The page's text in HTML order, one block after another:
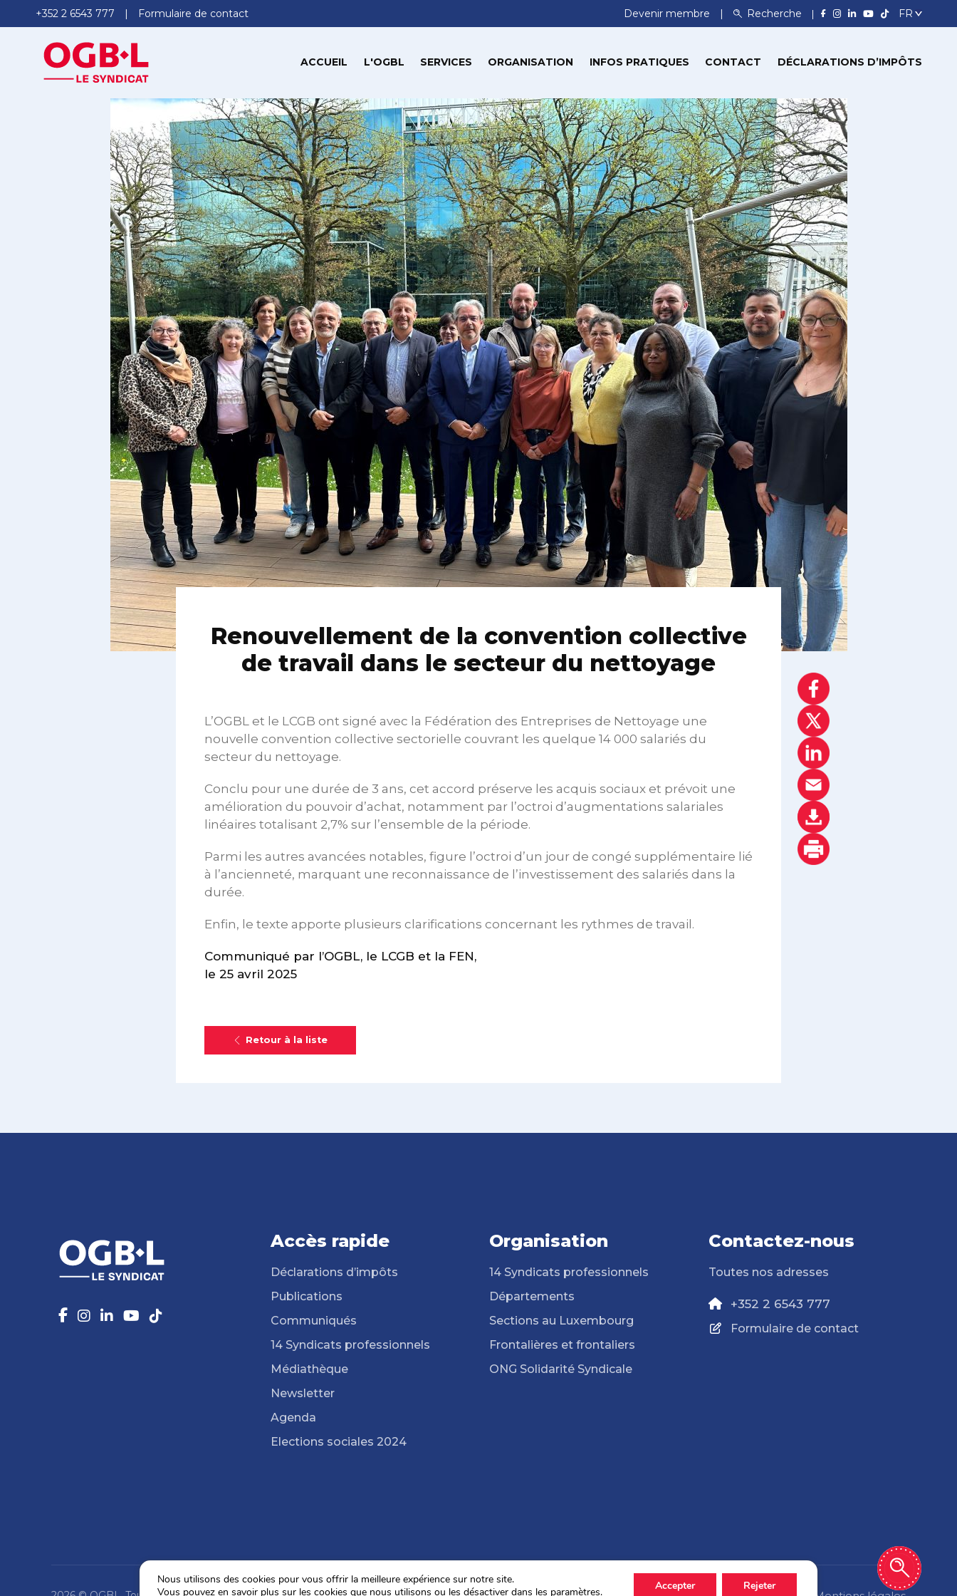
+352 2 6543 777 Formulaire de contact Devenir membre Recherche
ACCUEIL L'OGBL SERVICES ORGANISATION INFOS PRATIQUES CONTACT DÉCLARATIONS D’IMPÔTS
Renouvellement de la convention collective
de travail dans le secteur du nettoyage
L’OGBL et le LCGB ont signé avec la Fédération des Entreprises de Nettoyage une
nouvelle convention collective sectorielle couvrant les quelque 14 000 salariés du
secteur du nettoyage.
Conclu pour une durée de 3 ans, cet accord préserve les acquis sociaux et prévoit une
amélioration du pouvoir d’achat, notamment par l’octroi d’augmentations salariales
linéaires totalisant 2,7% sur l’ensemble de la période.
Parmi les autres avancées notables, figure l’octroi d’un jour de congé supplémentaire lié
à l’ancienneté, marquant une reconnaissance de l’investissement des salariés dans la
durée.
Enfin, le texte apporte plusieurs clarifications concernant les rythmes de travail.
Communiqué par l’OGBL, le LCGB et la FEN,
le 25 avril 2025
Retour à la liste
Accès rapide
Déclarations d’impôts
Publications
Communiqués
14 Syndicats professionnels
Médiathèque
Newsletter
Agenda
Elections sociales 2024
Organisation
14 Syndicats professionnels
Départements
Sections au Luxembourg
Frontalières et frontaliers
ONG Solidarité Syndicale
Contactez-nous
Toutes nos adresses
+352 2 6543 777
Formulaire de contact
Nous utilisons des cookies pour vous offrir la meilleure expérience sur notre site.
Vous pouvez en savoir plus sur les cookies que nous utilisons ou les désactiver dans les paramètres. Accepter Rejeter